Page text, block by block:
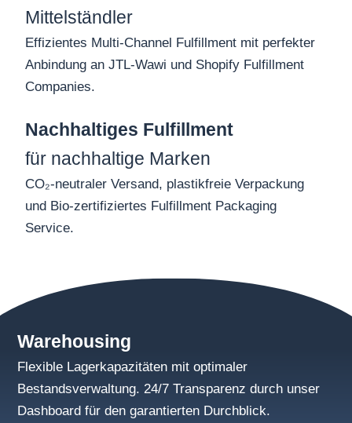
Mittelständler
Effizientes Multi-Channel Fulfillment mit perfekter
Anbindung an JTL-Wawi und Shopify Fulfillment
Companies.
Nachhaltiges Fulfillment
für nachhaltige Marken
CO₂-neutraler Versand, plastikfreie Verpackung
und Bio-zertifiziertes Fulfillment Packaging
Service.
Warehousing
Flexible Lagerkapazitäten mit optimaler
Bestandsverwaltung. 24/7 Transparenz durch unser
Dashboard für den garantierten Durchblick.